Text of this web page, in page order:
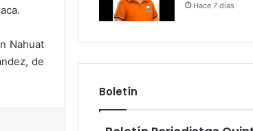
Nahuat
de
Hace 7 días
Boletín